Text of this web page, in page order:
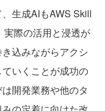
生成AIもAWS Skill
際の活用と浸透が
込みながらアクシ
いくことが成功の
開発業務や他のタ